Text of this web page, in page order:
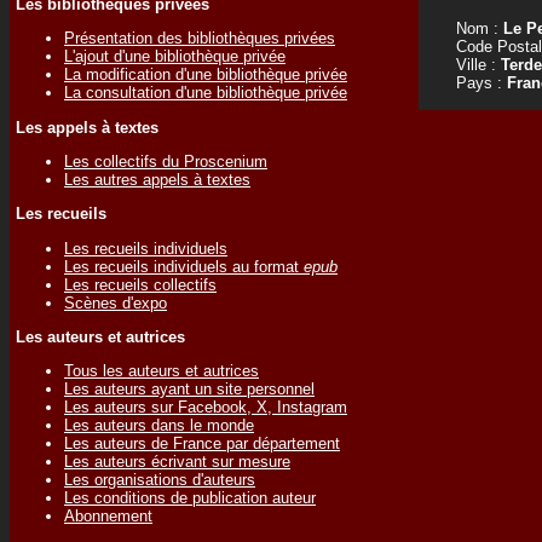
Les bibliothèques privées
Présentation des bibliothèques privées
L'ajout d'une bibliothèque privée
La modification d'une bibliothèque privée
La consultation d'une bibliothèque privée
Les appels à textes
Les collectifs du Proscenium
Les autres appels à textes
Les recueils
Les recueils individuels
Les recueils individuels au format epub
Les recueils collectifs
Scènes d'expo
Les auteurs et autrices
Tous les auteurs et autrices
Les auteurs ayant un site personnel
Les auteurs sur Facebook, X, Instagram
Les auteurs dans le monde
Les auteurs de France par département
Les auteurs écrivant sur mesure
Les organisations d'auteurs
Les conditions de publication auteur
Abonnement
Nom : Le
Code
Ville :
Pays :